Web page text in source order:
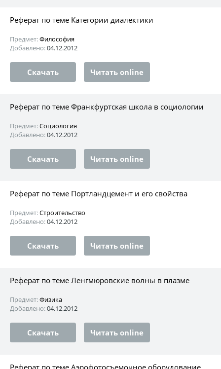
Реферат по теме Категории диалектики
Предмет:Философия
Добавлено:04.12.2012
Скачать Читать online
Реферат по теме Франкфуртская школа в социологии
Предмет:Социология
Добавлено:04.12.2012
Скачать Читать online
Реферат по теме Портландцемент и его свойства
Предмет:Строительство
Добавлено:04.12.2012
Скачать Читать online
Реферат по теме Ленгмюровские волны в плазме
Предмет:Физика
Добавлено:04.12.2012
Скачать Читать online
Реферат по теме Аэрофотосъемочное оборудование,